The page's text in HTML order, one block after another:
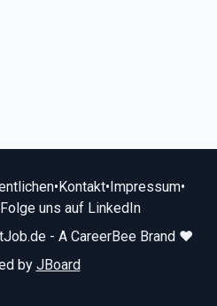
•Kontakt•Impressum•
uns auf LinkedIn
- A CareerBee Brand ❤️
by JBoard